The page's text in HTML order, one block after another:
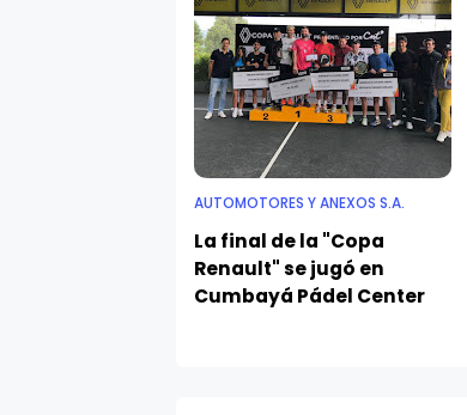
AUTOMOTORES Y ANEXOS S.A.
La final de la "Copa
Renault" se jugó en
Cumbayá Pádel Center